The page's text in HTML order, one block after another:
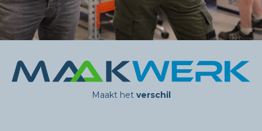
Maakt het verschil